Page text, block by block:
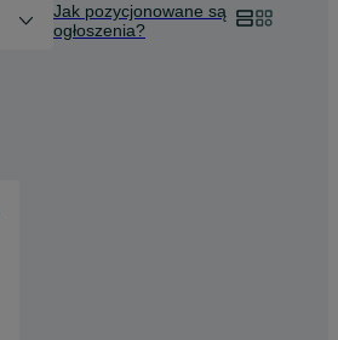
Jak pozycjonowane są
ogłoszenia?